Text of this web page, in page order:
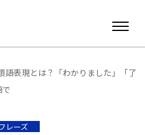
語表現とは？「わかりました」「了
レーズ